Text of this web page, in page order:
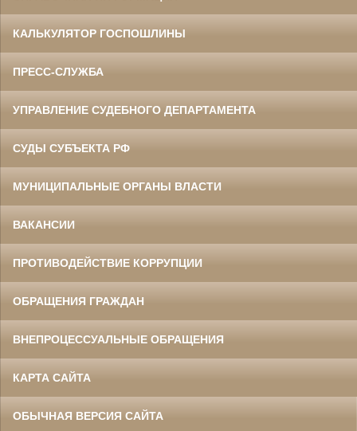
КАЛЬКУЛЯТОР ГОСПОШЛИНЫ
ПРЕСС-СЛУЖБА
УПРАВЛЕНИЕ СУДЕБНОГО ДЕПАРТАМЕНТА
СУДЫ СУБЪЕКТА РФ
МУНИЦИПАЛЬНЫЕ ОРГАНЫ ВЛАСТИ
ВАКАНСИИ
ПРОТИВОДЕЙСТВИЕ КОРРУПЦИИ
ОБРАЩЕНИЯ ГРАЖДАН
ВНЕПРОЦЕССУАЛЬНЫЕ ОБРАЩЕНИЯ
КАРТА САЙТА
ОБЫЧНАЯ ВЕРСИЯ САЙТА